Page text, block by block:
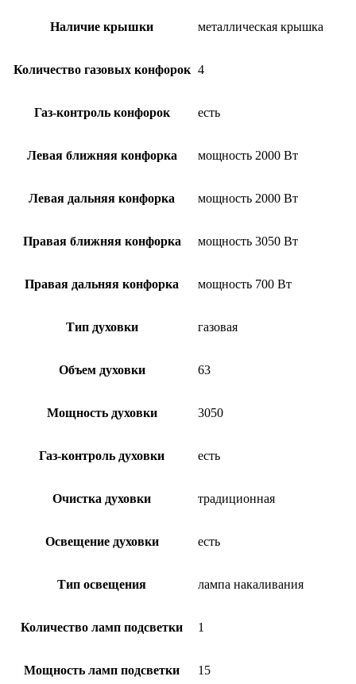
Наличие крышки металлическая крышка
Количество газовых конфорок 4
Газ-контроль конфорок есть
Левая ближняя конфорка мощность 2000 Вт
Левая дальняя конфорка мощность 2000 Вт
Правая ближняя конфорка мощность 3050 Вт
Правая дальняя конфорка мощность 700 Вт
Тип духовки газовая
Объем духовки 63
Мощность духовки 3050
Газ-контроль духовки есть
Очистка духовки традиционная
Освещение духовки есть
Тип освещения лампа накаливания
Количество ламп подсветки 1
Мощность ламп подсветки 15